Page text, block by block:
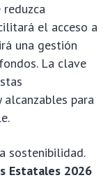
el acceso a
una gestión
La clave
alcanzables para
sostenibilidad.
Estatales 2026